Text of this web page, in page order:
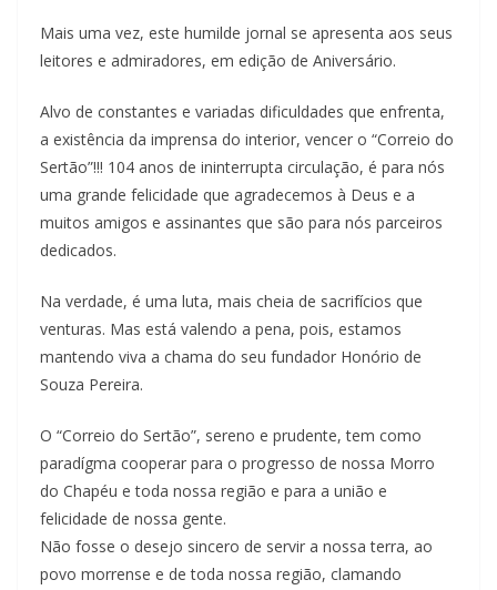
Mais uma vez, este humilde jornal se apresenta aos seus
leitores e admiradores, em edição de Aniversário.
Alvo de constantes e variadas dificuldades que enfrenta,
a existência da imprensa do interior, vencer o “Correio do
Sertão”!!! 104 anos de ininterrupta circulação, é para nós
uma grande felicidade que agradecemos à Deus e a
muitos amigos e assinantes que são para nós parceiros
dedicados.
Na verdade, é uma luta, mais cheia de sacrifícios que
venturas. Mas está valendo a pena, pois, estamos
mantendo viva a chama do seu fundador Honório de
Souza Pereira.
O “Correio do Sertão”, sereno e prudente, tem como
paradígma cooperar para o progresso de nossa Morro
do Chapéu e toda nossa região e para a união e
felicidade de nossa gente.
Não fosse o desejo sincero de servir a nossa terra, ao
povo morrense e de toda nossa região, clamando